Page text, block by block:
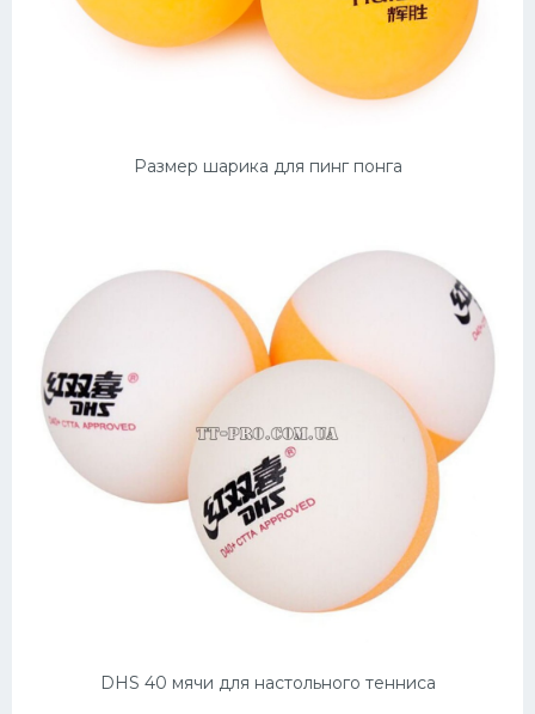
Размер шарика для пинг понга
DHS 40 мячи для настольного тенниса